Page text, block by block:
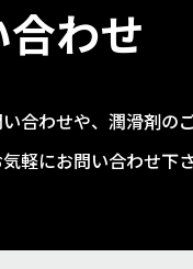
わせ
合わせや、潤滑剤の
軽にお問い合わせ下さ